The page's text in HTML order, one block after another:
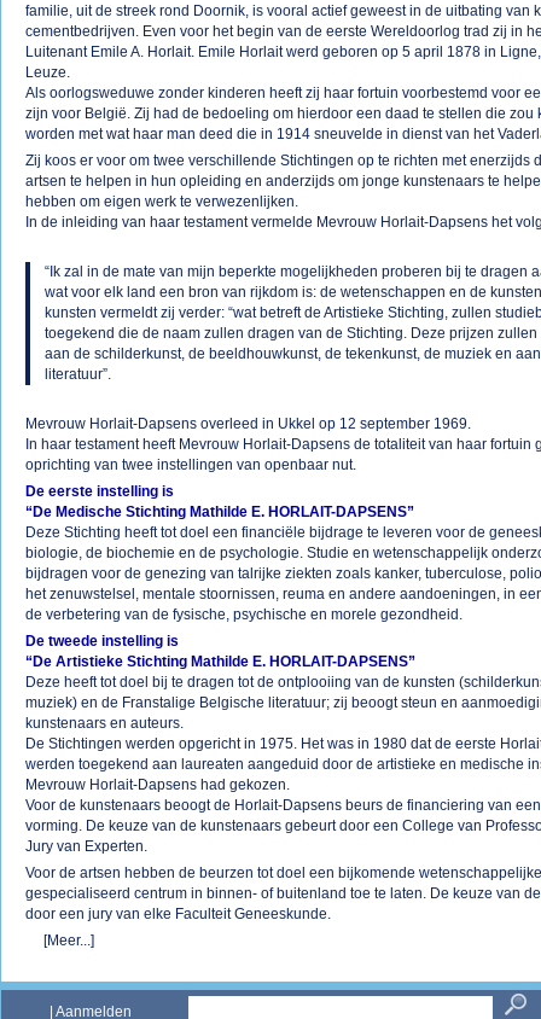
familie, uit de streek rond Doornik, is vooral actief geweest in de uitbating van
cementbedrijven. Even voor het begin van de eerste Wereldoorlog trad zij in
Luitenant Emile A. Horlait. Emile Horlait werd geboren op 5 april 1878 in
Leuze.
Als oorlogsweduwe zonder kinderen heeft zij haar fortuin voorbestemd voor
zijn voor België. Zij had de bedoeling om hierdoor een daad te stellen die zou
worden met wat haar man deed die in 1914 sneuvelde in dienst van het
Zij koos er voor om twee verschillende Stichtingen op te richten met enerzijds
artsen te helpen in hun opleiding en anderzijds om jonge kunstenaars te
hebben om eigen werk te verwezenlijken.
In de inleiding van haar testament vermelde Mevrouw Horlait-Dapsens het
“Ik zal in de mate van mijn beperkte mogelijkheden proberen bij te dragen
wat voor elk land een bron van rijkdom is: de wetenschappen en de
kunsten vermeldt zij verder: “wat betreft de Artistieke Stichting, zullen
toegekend die de naam zullen dragen van de Stichting. Deze prijzen
aan de schilderkunst, de beeldhouwkunst, de tekenkunst, de muziek en
literatuur”.
Mevrouw Horlait-Dapsens overleed in Ukkel op 12 september 1969.
In haar testament heeft Mevrouw Horlait-Dapsens de totaliteit van haar fortuin
oprichting van twee instellingen van openbaar nut.
De eerste instelling is
“De Medische Stichting Mathilde E. HORLAIT-DAPSENS”
Deze Stichting heeft tot doel een financiële bijdrage te leveren voor de
biologie, de biochemie en de psychologie. Studie en wetenschappelijk
bijdragen voor de genezing van talrijke ziekten zoals kanker, tuberculose,
het zenuwstelsel, mentale stoornissen, reuma en andere aandoeningen, in
de verbetering van de fysische, psychische en morele gezondheid.
De tweede instelling is
“De Artistieke Stichting Mathilde E. HORLAIT-DAPSENS”
Deze heeft tot doel bij te dragen tot de ontplooiing van de kunsten
muziek) en de Franstalige Belgische literatuur; zij beoogt steun en
kunstenaars en auteurs.
De Stichtingen werden opgericht in 1975. Het was in 1980 dat de eerste
werden toegekend aan laureaten aangeduid door de artistieke en medische
Mevrouw Horlait-Dapsens had gekozen.
Voor de kunstenaars beoogt de Horlait-Dapsens beurs de financiering van
vorming. De keuze van de kunstenaars gebeurt door een College van
Jury van Experten.
Voor de artsen hebben de beurzen tot doel een bijkomende
gespecialiseerd centrum in binnen- of buitenland toe te laten. De keuze van
door een jury van elke Faculteit Geneeskunde.
[Meer...]
Aanmelden